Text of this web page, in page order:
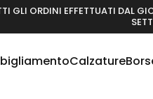
GLI ORDINI EFFETTUATI DAL
Calzature